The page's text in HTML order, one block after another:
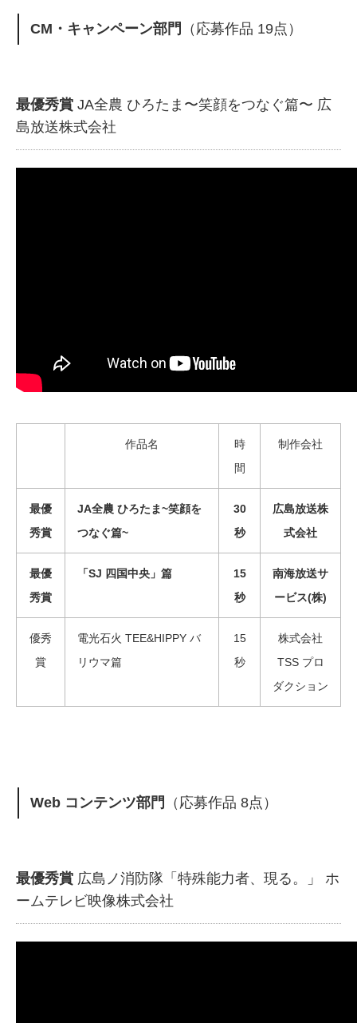
CM・キャンペーン部門 （応募作品 19点）
最優秀賞 JA全農 ひろたま〜笑顔をつなぐ篇〜 広
島放送株式会社
作品名
時
間
制作会社
最優
秀賞
JA全農 ひろたま~笑顔を
つなぐ篇~
30
秒
広島放送株
式会社
最優
秀賞
「SJ 四国中央」篇
15
秒
南海放送サ
ービス(株)
優秀
賞
電光石火 TEE&HIPPY バ
リウマ篇
15
秒
株式会社
TSS プロ
ダクション
Web コンテンツ部門 （応募作品 8点）
最優秀賞 広島ノ消防隊「特殊能力者、現る。」 ホ
ームテレビ映像株式会社